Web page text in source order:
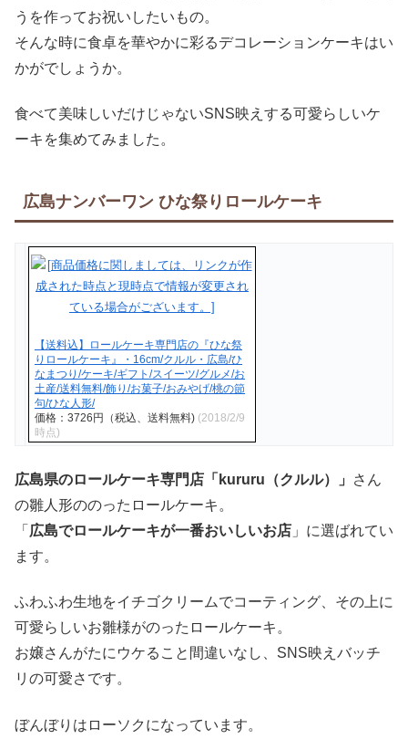
うを作ってお祝いしたいもの。
そんな時に食卓を華やかに彩るデコレーションケーキはい
かがでしょうか。
食べて美味しいだけじゃないSNS映えする可愛らしいケ
ーキを集めてみました。
広島ナンバーワン ひな祭りロールケーキ
【送料込】ロールケーキ専門店の『ひな祭
りロールケーキ』・16cm/クルル・広島/ひ
なまつり/ケーキ/ギフト/スイーツ/グルメ/お
土産/送料無料/飾り/お菓子/おみやげ/桃の節
句/ひな人形/
価格：3726円（税込、送料無料) (2018/2/9
時点)
広島県のロールケーキ専門店「kururu（クルル）」
さん
の雛人形ののったロールケーキ。
「 広島でロールケーキが一番おいしいお店 」に選ばれてい
ます。
ふわふわ生地をイチゴクリームでコーティング、その上に
可愛らしいお雛様がのったロールケーキ。
お嬢さんがたにウケること間違いなし、SNS映えバッチ
リの可愛さです。
ぼんぼりはローソクになっています。